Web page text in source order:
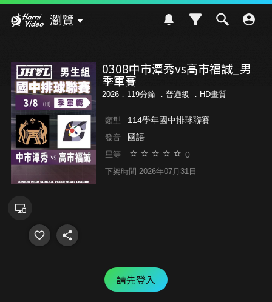
瀏覽
0308中市潭秀vs高市福誠_男
季軍賽
2026．119分鐘 ． 普遍級 ．HD畫質
類型 114學年國中排球聯賽
發音 國語
星等 0
下架時間 2026年07月31日
請先登入